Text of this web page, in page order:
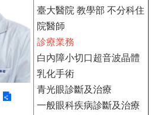
臺大醫院 教學部 不分科住
院醫師
診療業務
白內障小切口超音波晶體
乳化手術
青光眼診斷及治療
一般眼科疾病診斷及治療